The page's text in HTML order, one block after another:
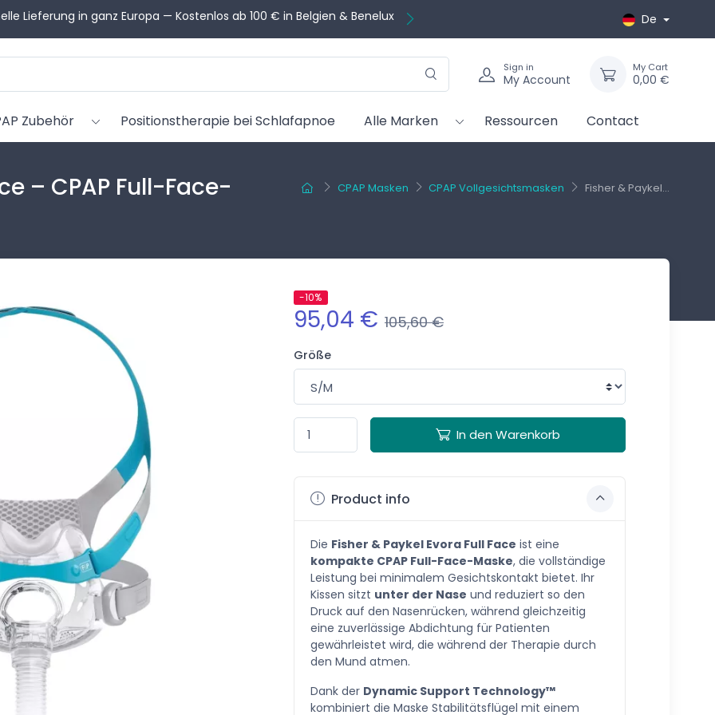
Sie Hilfe bei der Auswahl? Unsere CPAP-Berater helfen Ihnen kostenlos De
Sign in
My Account
My Cart
0,00 €
Zubehör Positionstherapie bei Schlafapnoe Alle Marken Ressourcen Contact
CPAP Masken CPAP Vollgesichtsmasken Fisher & Paykel...
– CPAP Full-Face-
-10%
95,04 € 105,60 €
Größe
In den Warenkorb
Product info
Die Fisher & Paykel Evora Full Face ist eine
kompakte CPAP Full-Face-Maske, die vollständige
Leistung bei minimalem Gesichtskontakt bietet. Ihr
Kissen sitzt unter der Nase und reduziert so den
Druck auf den Nasenrücken, während gleichzeitig
eine zuverlässige Abdichtung für Patienten
gewährleistet wird, die während der Therapie durch
den Mund atmen.
Dank der Dynamic Support Technology™
kombiniert die Maske Stabilitätsflügel mit einem